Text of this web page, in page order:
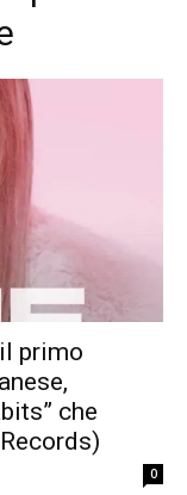
primo
che
0